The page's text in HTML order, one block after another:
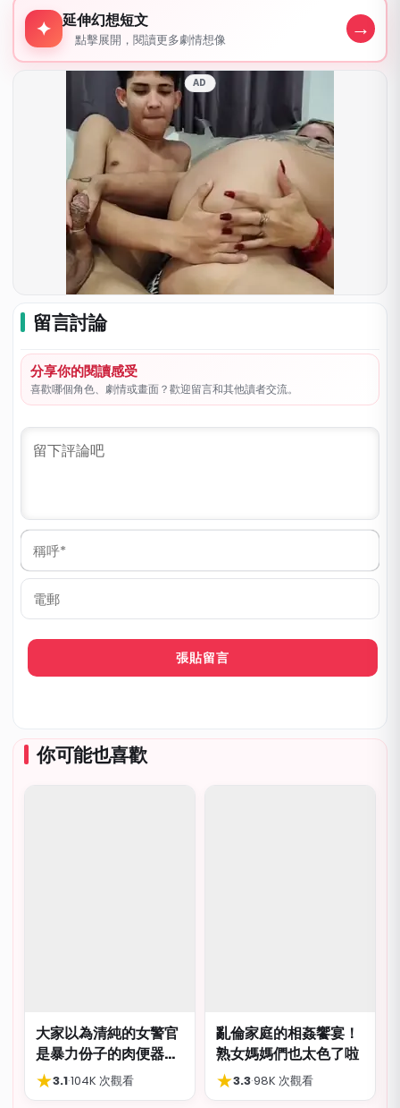
延伸幻想短文
✦ 延伸幻想短文
點擊展開，閱讀更多劇情想像 →
AD
留言討論
分享你的閱讀感受
喜歡哪個角色、劇情或畫面？歡迎留言和其他讀者交流。
稱
*
郵
你可能也喜歡
大家以為清純的女警官
是暴力份子的肉便器，
肛交多P都可以
★3.1·104K 次觀看
亂倫家庭的相姦饗宴！
熟女媽媽們也太色了啦
★3.3·98K 次觀看